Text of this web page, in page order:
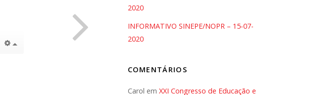
2020
INFORMATIVO SINEPE/NOPR – 15-07-
2020
COMENTÁRIOS
Carol em XXI Congresso de Educação e